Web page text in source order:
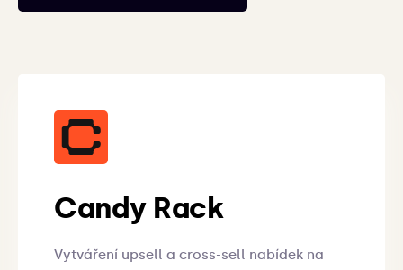
Candy Rack
Vytváření upsell a cross-sell nabídek na